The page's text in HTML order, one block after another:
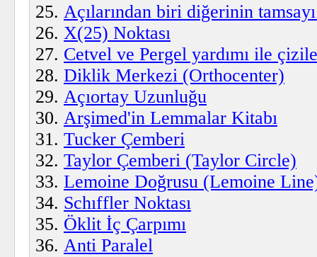
Açılarından biri diğerinin
X(25) Noktası
Cetvel ve Pergel yardımı ile
Diklik Merkezi (Orthocenter)
Açıortay Uzunluğu
Arşimed'in Lemmalar Kitabı
Tucker Çemberi
Taylor Çemberi (Taylor Circle)
Lemoine Doğrusu (Lemoine
Schıffler Noktası
Öklit İç Çarpımı
Anti Paralel